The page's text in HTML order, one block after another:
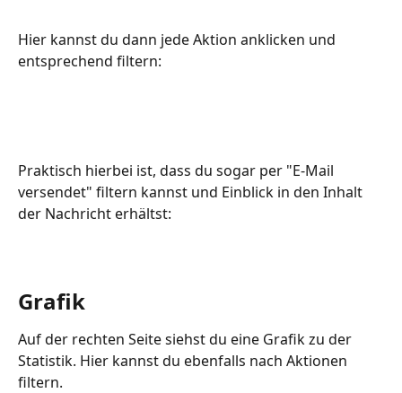
Hier kannst du dann jede Aktion anklicken und
entsprechend filtern:
Praktisch hierbei ist, dass du sogar per "E-Mail
versendet" filtern kannst und Einblick in den Inhalt
der Nachricht erhältst:
Grafik
Auf der rechten Seite siehst du eine Grafik zu der
Statistik. Hier kannst du ebenfalls nach Aktionen
filtern.